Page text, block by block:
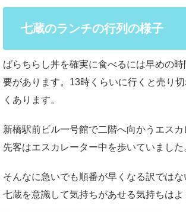
七蔵のランチの行列の様子
ばらちらし丼を確実に食べるには早めの
要があります。13時くらいに行くと売り
くあります。
新橋駅前ビル一号館で二階へ向かうエスカ
先客はエスカレーター中を歩いていました
そんなに急いでも順番が早くなる訳では
七蔵を意識して気持ちがあせる気持ちはよ